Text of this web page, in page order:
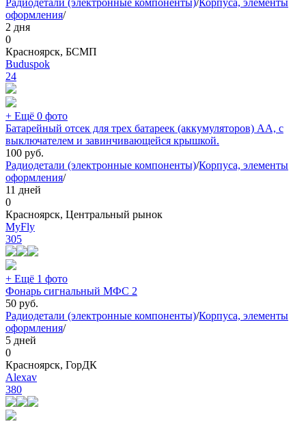
Радиодетали (электронные компоненты)/Корпуса, элементы
оформления/
2 дня
0
Красноярск, БСМП
Buduspok
24
+ Ещё 0 фото
Батарейный отсек для трех батареек (аккумуляторов) АА, с
выключателем и завинчивающейся крышкой.
100 руб.
Радиодетали (электронные компоненты)/Корпуса, элементы
оформления/
11 дней
0
Красноярск, Центральный рынок
MyFly
305
+ Ещё 1 фото
Фонарь сигнальный МФС 2
50 руб.
Радиодетали (электронные компоненты)/Корпуса, элементы
оформления/
5 дней
0
Красноярск, ГорДК
Alexav
380